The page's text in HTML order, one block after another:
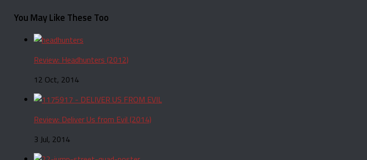
You May Like These Too
Review: Headhunters (2012)
12 Oct, 2014
Review: Deliver Us from Evil (2014)
3 Jul, 2014